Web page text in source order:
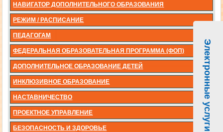
НАВИГАТОР ДОПОЛНИТЕЛЬНОГО ОБРАЗОВАНИЯ
РЕЖИМ / РАСПИСАНИЕ
ПЕДАГОГАМ
ФЕДЕРАЛЬНАЯ ОБРАЗОВАТЕЛЬНАЯ ПРОГРАММА (ФОП)
ДОПОЛНИТЕЛЬНОЕ ОБРАЗОВАНИЕ ДЕТЕЙ
ИНКЛЮЗИВНОЕ ОБРАЗОВАНИЕ
НАСТАВНИЧЕСТВО
ПРОЕКТНОЕ УПРАВЛЕНИЕ
БЕЗОПАСНОСТЬ И ЗДОРОВЬЕ Электронные услуги